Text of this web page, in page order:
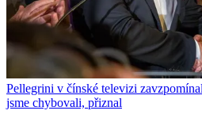
Pellegrini v čínské televizi
jsme chybovali, přiznal